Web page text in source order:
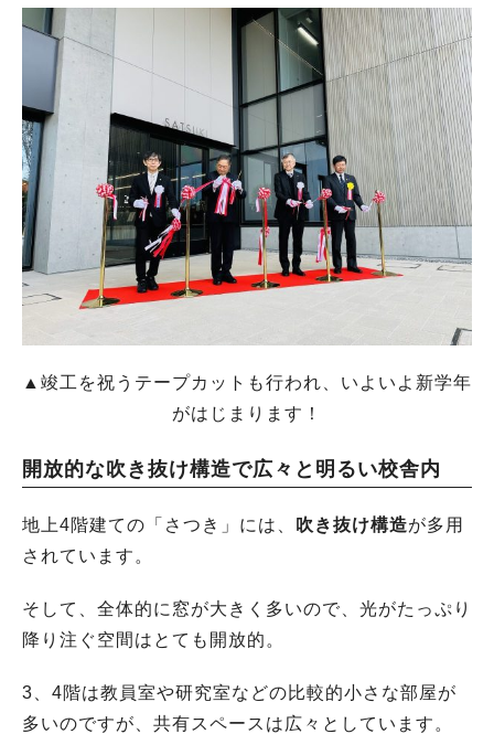
▲竣工を祝うテープカットも行われ、いよいよ新学年
がはじまります！
開放的な吹き抜け構造で広々と明るい校舎内
地上4階建ての「さつき」には、 吹き抜け構造が多用
されています。
そして、全体的に窓が大きく多いので、光がたっぷり
降り注ぐ空間はとても開放的。
3、4階は教員室や研究室などの比較的小さな部屋が
多いのですが、共有スペースは広々としています。